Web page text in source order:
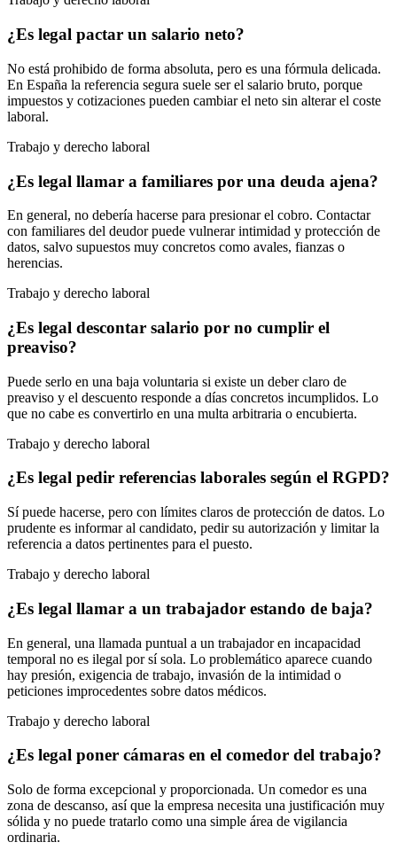
¿Es legal pactar un salario neto?
No está prohibido de forma absoluta, pero es una fórmula delicada.
En España la referencia segura suele ser el salario bruto, porque
impuestos y cotizaciones pueden cambiar el neto sin alterar el coste
laboral.
Trabajo y derecho laboral
¿Es legal llamar a familiares por una deuda ajena?
En general, no debería hacerse para presionar el cobro. Contactar
con familiares del deudor puede vulnerar intimidad y protección de
datos, salvo supuestos muy concretos como avales, fianzas o
herencias.
Trabajo y derecho laboral
¿Es legal descontar salario por no cumplir el
preaviso?
Puede serlo en una baja voluntaria si existe un deber claro de
preaviso y el descuento responde a días concretos incumplidos. Lo
que no cabe es convertirlo en una multa arbitraria o encubierta.
Trabajo y derecho laboral
¿Es legal pedir referencias laborales según el RGPD?
Sí puede hacerse, pero con límites claros de protección de datos. Lo
prudente es informar al candidato, pedir su autorización y limitar la
referencia a datos pertinentes para el puesto.
Trabajo y derecho laboral
¿Es legal llamar a un trabajador estando de baja?
En general, una llamada puntual a un trabajador en incapacidad
temporal no es ilegal por sí sola. Lo problemático aparece cuando
hay presión, exigencia de trabajo, invasión de la intimidad o
peticiones improcedentes sobre datos médicos.
Trabajo y derecho laboral
¿Es legal poner cámaras en el comedor del trabajo?
Solo de forma excepcional y proporcionada. Un comedor es una
zona de descanso, así que la empresa necesita una justificación muy
sólida y no puede tratarlo como una simple área de vigilancia
ordinaria.